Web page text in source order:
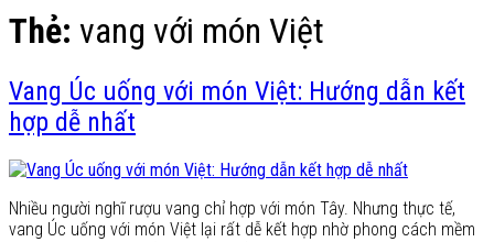
Thẻ: vang với món Việt
Vang Úc uống với món Việt: Hướng dẫn kết
hợp dễ nhất
Nhiều người nghĩ rượu vang chỉ hợp với món Tây. Nhưng thực tế,
vang Úc uống với món Việt lại rất dễ kết hợp nhờ phong cách mềm